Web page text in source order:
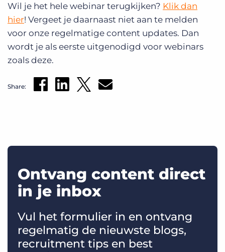
Wil je het hele webinar terugkijken? Klik dan
hier! Vergeet je daarnaast niet aan te melden
voor onze regelmatige content updates. Dan
wordt je als eerste uitgenodigd voor webinars
zoals deze.
Share:
Ontvang content direct
in je inbox
Vul het formulier in en ontvang
regelmatig de nieuwste blogs,
recruitment tips en best